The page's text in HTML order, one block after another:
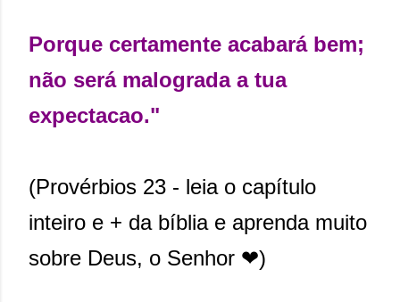
Porque certamente acabará bem;
não será malograda a tua
expectacao."
(Provérbios 23 - leia o capítulo
inteiro e + da bíblia e aprenda muito
sobre Deus, o Senhor ❤)